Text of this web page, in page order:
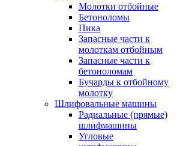
Молотки отбойные
Бетоноломы
Пика
Запасные части к
молоткам отбойным
Запасные части к
бетоноломам
Бучарды к отбойному
молотку
Шлифовальные машины
Радиальные (прямые)
шлифмашины
Угловые